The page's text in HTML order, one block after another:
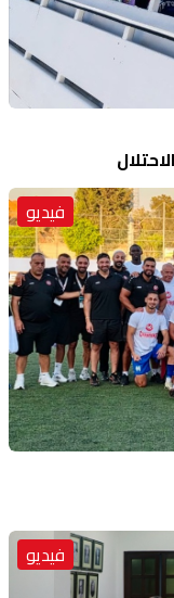
فيديو
فيديو